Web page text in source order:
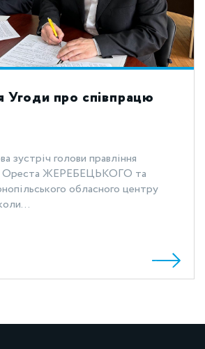
Угоди про співпрацю
зустріч голови правління
" Ореста ЖЕРЕБЕЦЬКОГО та
обласного центру